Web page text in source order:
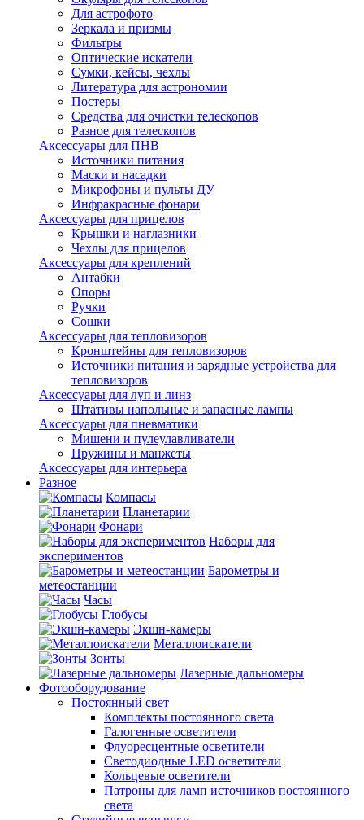
Для астрофото
Зеркала и призмы
Фильтры
Оптические искатели
Сумки, кейсы, чехлы
Литература для астрономии
Постеры
Средства для очистки телескопов
Разное для телескопов
Аксессуары для ПНВ
Источники питания
Маски и насадки
Микрофоны и пульты ДУ
Инфракрасные фонари
Аксессуары для прицелов
Крышки и наглазники
Чехлы для прицелов
Аксессуары для креплений
Антабки
Опоры
Ручки
Сошки
Аксессуары для тепловизоров
Кронштейны для тепловизоров
Источники питания и зарядные устройства для
тепловизоров
Аксессуары для луп и линз
Штативы напольные и запасные лампы
Аксессуары для пневматики
Мишени и пулеулавливатели
Пружины и манжеты
Аксессуары для интерьера
Разное
Компасы
Планетарии
Фонари
Наборы для
экспериментов
Барометры и
метеостанции
Часы
Глобусы
Экшн-камеры
Металлоискатели
Зонты
Лазерные дальномеры
Фотооборудование
Постоянный свет
Комплекты постоянного света
Галогенные осветители
Флуоресцентные осветители
Светодиодные LED осветители
Кольцевые осветители
Патроны для ламп источников постоянного
света